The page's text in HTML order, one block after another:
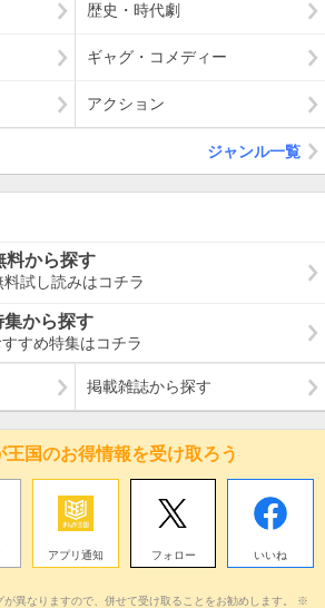
歴史・時代劇
ギャグ・コメディー
アクション
ジャンル一覧
料から探す
料試し読みはコチラ
集から探す
すすめ特集はコチラ
掲載雑誌から探す
王国のお得情報を受け取ろう
アプリ通知 フォロー いいね
異なりますので、併せて受け取ることをお勧めします。 ※